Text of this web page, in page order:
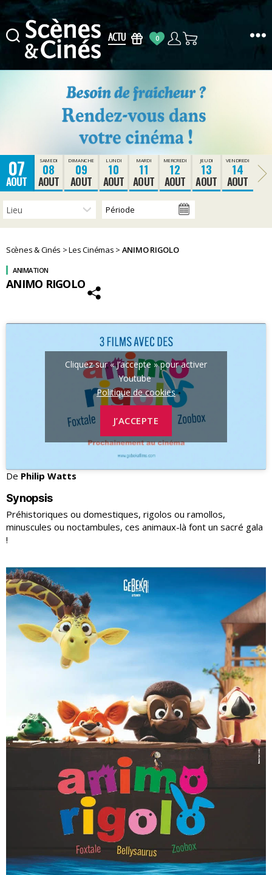
Cinés
0
07
AOUT
SAMEDI
08
AOUT
DIMANCHE
09
AOUT
LUNDI
10
AOUT
MARDI
11
AOUT
MERCREDI
12
AOUT
JEUDI
13
AOUT
VENDREDI
14
AOUT
Scènes & Cinés >Les Cinémas > ANIMO RIGOLO
ANIMO RIGOLO
ANIMATION
Cliquez sur « J’accepte » pour activer
Youtube
Politique de cookies
J’ACCEPTE
De Philip Watts
Synopsis
Préhistoriques ou domestiques, rigolos ou ramollos,
minuscules ou noctambules, ces animaux-là font un sacré gala
!